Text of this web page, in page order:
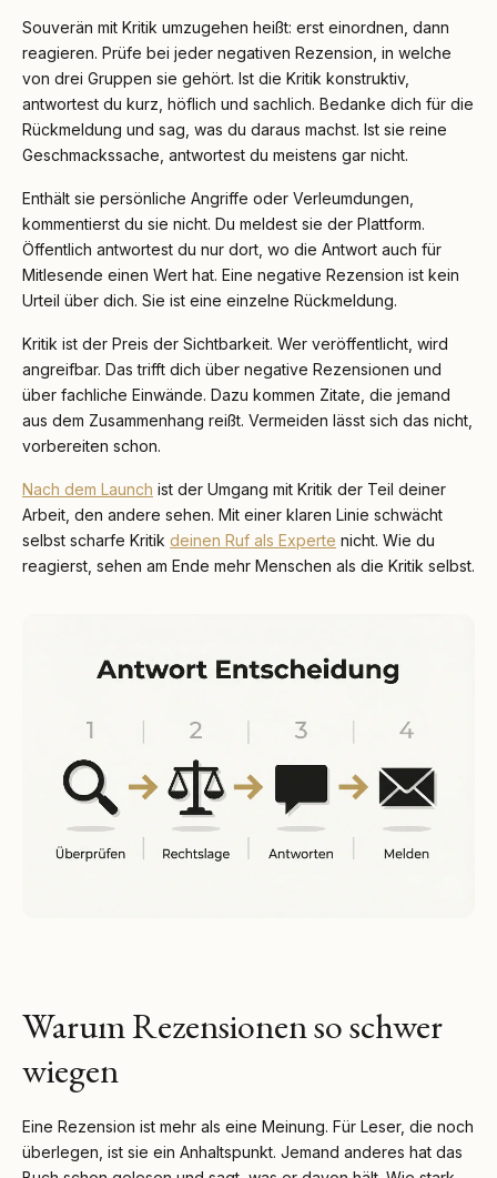
Souverän mit Kritik umzugehen heißt: erst einordnen, dann
reagieren. Prüfe bei jeder negativen Rezension, in welche
von drei Gruppen sie gehört. Ist die Kritik konstruktiv,
antwortest du kurz, höflich und sachlich. Bedanke dich für die
Rückmeldung und sag, was du daraus machst. Ist sie reine
Geschmackssache, antwortest du meistens gar nicht.
Enthält sie persönliche Angriffe oder Verleumdungen,
kommentierst du sie nicht. Du meldest sie der Plattform.
Öffentlich antwortest du nur dort, wo die Antwort auch für
Mitlesende einen Wert hat. Eine negative Rezension ist kein
Urteil über dich. Sie ist eine einzelne Rückmeldung.
Kritik ist der Preis der Sichtbarkeit. Wer veröffentlicht, wird
angreifbar. Das trifft dich über negative Rezensionen und
über fachliche Einwände. Dazu kommen Zitate, die jemand
aus dem Zusammenhang reißt. Vermeiden lässt sich das nicht,
vorbereiten schon.
Nach dem Launch ist der Umgang mit Kritik der Teil deiner
Arbeit, den andere sehen. Mit einer klaren Linie schwächt
selbst scharfe Kritik deinen Ruf als Experte nicht. Wie du
reagierst, sehen am Ende mehr Menschen als die Kritik selbst.
Warum Rezensionen so schwer
wiegen
Eine Rezension ist mehr als eine Meinung. Für Leser, die noch
überlegen, ist sie ein Anhaltspunkt. Jemand anderes hat das